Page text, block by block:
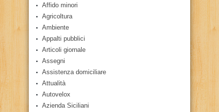
Affido minori
Agricoltura
Ambiente
Appalti pubblici
Articoli giornale
Assegni
Assistenza domiciliare
Attualità
Autovelox
Azienda Siciliani